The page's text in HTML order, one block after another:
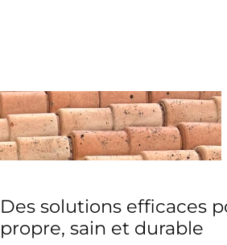
Des solutions efficaces
propre, sain et durable